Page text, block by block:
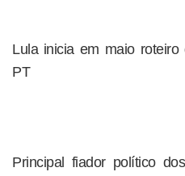
Lula inicia em maio
PT
Principal fiador político